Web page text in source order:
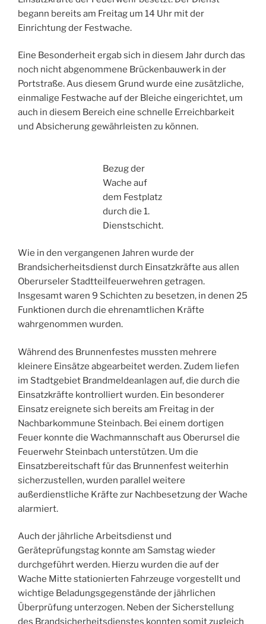
begann bereits am Freitag um 14 Uhr mit der
Einrichtung der Festwache.
Eine Besonderheit ergab sich in diesem Jahr durch das
noch nicht abgenommene Brückenbauwerk in der
Portstraße. Aus diesem Grund wurde eine zusätzliche,
einmalige Festwache auf der Bleiche eingerichtet, um
auch in diesem Bereich eine schnelle Erreichbarkeit
und Absicherung gewährleisten zu können.
Bezug der
Wache auf
dem Festplatz
durch die 1.
Dienstschicht.
Wie in den vergangenen Jahren wurde der
Brandsicherheitsdienst durch Einsatzkräfte aus allen
Oberurseler Stadtteilfeuerwehren getragen.
Insgesamt waren 9 Schichten zu besetzen, in denen 25
Funktionen durch die ehrenamtlichen Kräfte
wahrgenommen wurden.
Während des Brunnenfestes mussten mehrere
kleinere Einsätze abgearbeitet werden. Zudem liefen
im Stadtgebiet Brandmeldeanlagen auf, die durch die
Einsatzkräfte kontrolliert wurden. Ein besonderer
Einsatz ereignete sich bereits am Freitag in der
Nachbarkommune Steinbach. Bei einem dortigen
Feuer konnte die Wachmannschaft aus Oberursel die
Feuerwehr Steinbach unterstützen. Um die
Einsatzbereitschaft für das Brunnenfest weiterhin
sicherzustellen, wurden parallel weitere
außerdienstliche Kräfte zur Nachbesetzung der Wache
alarmiert.
Auch der jährliche Arbeitsdienst und
Geräteprüfungstag konnte am Samstag wieder
durchgeführt werden. Hierzu wurden die auf der
Wache Mitte stationierten Fahrzeuge vorgestellt und
wichtige Beladungsgegenstände der jährlichen
Überprüfung unterzogen. Neben der Sicherstellung
des Brandsicherheitsdienstes konnten somit zugleich